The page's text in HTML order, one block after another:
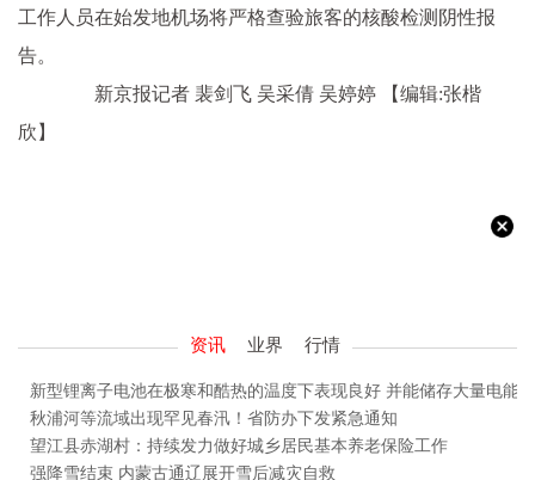
工作人员在始发地机场将严格查验旅客的核酸检测阴性报
告。
新京报记者 裴剑飞 吴采倩 吴婷婷
【编辑:张楷
欣】
资讯 业界 行情
新型锂离子电池在极寒和酷热的温度下表现良好 并能储存大量电能
秋浦河等流域出现罕见春汛！省防办下发紧急通知
望江县赤湖村：持续发力做好城乡居民基本养老保险工作
强降雪结束 内蒙古通辽展开雪后减灾自救